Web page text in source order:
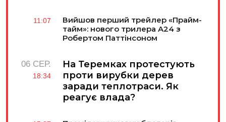
11:07
Вийшов перший трейлер «Прайм-
тайм»: нового трилера A24 з
Робертом Паттінсоном
06 СЕР.
18:34
На Теремках протестують
проти вирубки дерев
заради теплотраси. Як
реагує влада?